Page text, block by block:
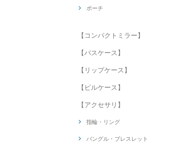
ポーチ
【コンパクトミラー】
【パスケース】
【リップケース】
【ピルケース】
【アクセサリ】
指輪・リング
バングル・ブレスレット